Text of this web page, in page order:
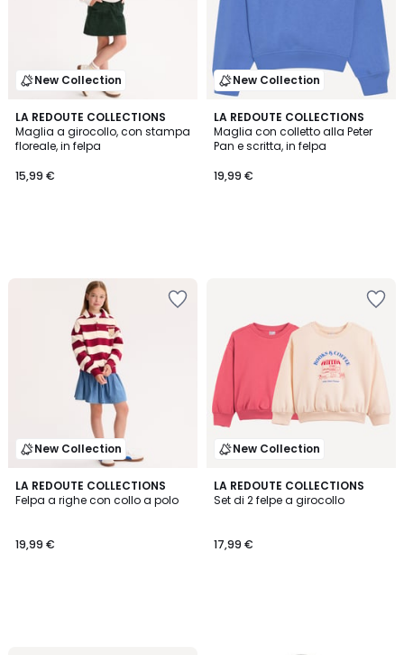
New Collection
LA REDOUTE COLLECTIONS
Maglia a girocollo, con stampa
floreale, in felpa
15,99 €
New Collection
LA REDOUTE COLLECTIONS
Maglia con colletto alla Peter
Pan e scritta, in felpa
19,99 €
New Collection
LA REDOUTE COLLECTIONS
Felpa a righe con collo a polo
19,99 €
New Collection
LA REDOUTE COLLECTIONS
Set di 2 felpe a girocollo
17,99 €